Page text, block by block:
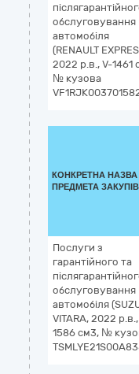
обслуговування
автомобіля
(RENAULT
2022 р.в., V-1461
№ кузова
КОНКРЕТНА НАЗВА
ПРЕДМЕТА
Послуги з
гарантійного та
обслуговування
автомобіля
VITARA, 2022
1586 см3, №